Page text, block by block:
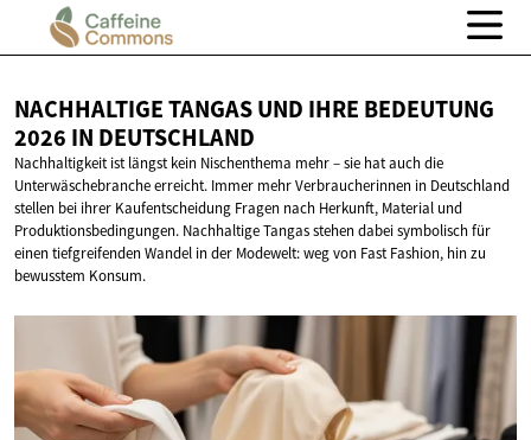
NACHHALTIGE TANGAS UND IHRE BEDEUTUNG
2026 IN DEUTSCHLAND
Nachhaltigkeit ist längst kein Nischenthema mehr – sie hat auch die
Unterwäschebranche erreicht. Immer mehr Verbraucherinnen in Deutschland
stellen bei ihrer Kaufentscheidung Fragen nach Herkunft, Material und
Produktionsbedingungen. Nachhaltige Tangas stehen dabei symbolisch für
einen tiefgreifenden Wandel in der Modewelt: weg von Fast Fashion, hin zu
bewusstem Konsum.